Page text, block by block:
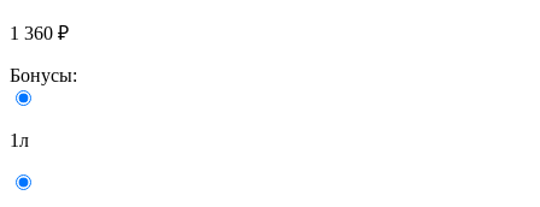
1 360 ₽
Бонусы:
1л